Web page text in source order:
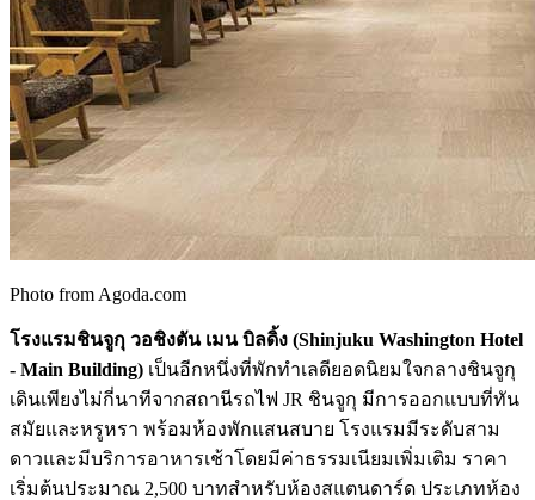
Photo from Agoda.com
โรงแรมชินจูกุ วอชิงตัน เมน บิลดิ้ง (Shinjuku Washington Hotel
- Main Building) เป็นอีกหนึ่งที่พักทำเลดียอดนิยมใจกลางชินจูกุ
เดินเพียงไม่กี่นาทีจากสถานีรถไฟ JR ชินจูกุ มีการออกแบบที่ทัน
สมัยและหรูหรา พร้อมห้องพักแสนสบาย โรงแรมมีระดับสาม
ดาวและมีบริการอาหารเช้าโดยมีค่าธรรมเนียมเพิ่มเติม ราคา
เริ่มต้นประมาณ 2,500 บาทสำหรับห้องสแตนดาร์ด ประเภทห้อง